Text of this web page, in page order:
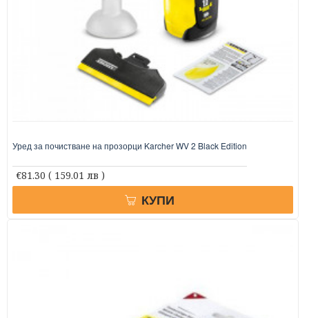
Уред за почистване на прозорци Karcher WV 2 Black Edition
€81.30 ( 159.01 лв )
КУПИ